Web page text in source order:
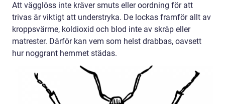
Att vägglöss inte kräver smuts eller oordning för att
trivas är viktigt att understryka. De lockas framför allt av
kroppsvärme, koldioxid och blod inte av skräp eller
matrester. Därför kan vem som helst drabbas, oavsett
hur noggrant hemmet städas.